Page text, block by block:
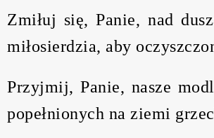
Zmiłuj się, Panie, nad
miłosierdzia, aby
Przyjmij, Panie, nasze
popełnionych na ziemi